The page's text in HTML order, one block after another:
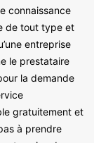
connaissance
de tout type et
entreprise
le prestataire
la demande
gratuitement et
à prendre